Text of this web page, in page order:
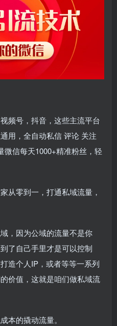
频号，抖音，这些主流平台
用，全自动私信 评论 关注
微信每天1000+精准粉丝，轻
从零到一，打通私域流量，
，因为公域的流量不是你
了自己手里才是可以控制
造个人IP，或者等等一系列
价值，这就是咱们做私域流
本的撬动流量。